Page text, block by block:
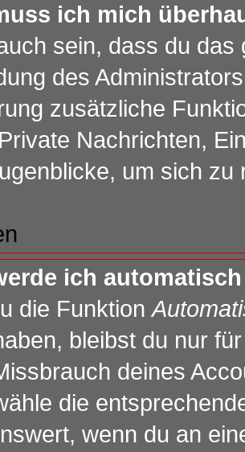
ich mich
sein, dass du
des
zusätzliche
Nachrichten,
um sich
ich
die Funktion
bleibst du nur
deines
die
wenn du an